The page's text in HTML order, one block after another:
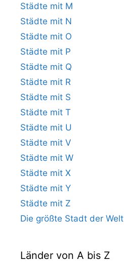
Städte mit M
Städte mit N
Städte mit O
Städte mit P
Städte mit Q
Städte mit R
Städte mit S
Städte mit T
Städte mit U
Städte mit V
Städte mit W
Städte mit X
Städte mit Y
Städte mit Z
Die größte Stadt der Welt
Länder von A bis Z